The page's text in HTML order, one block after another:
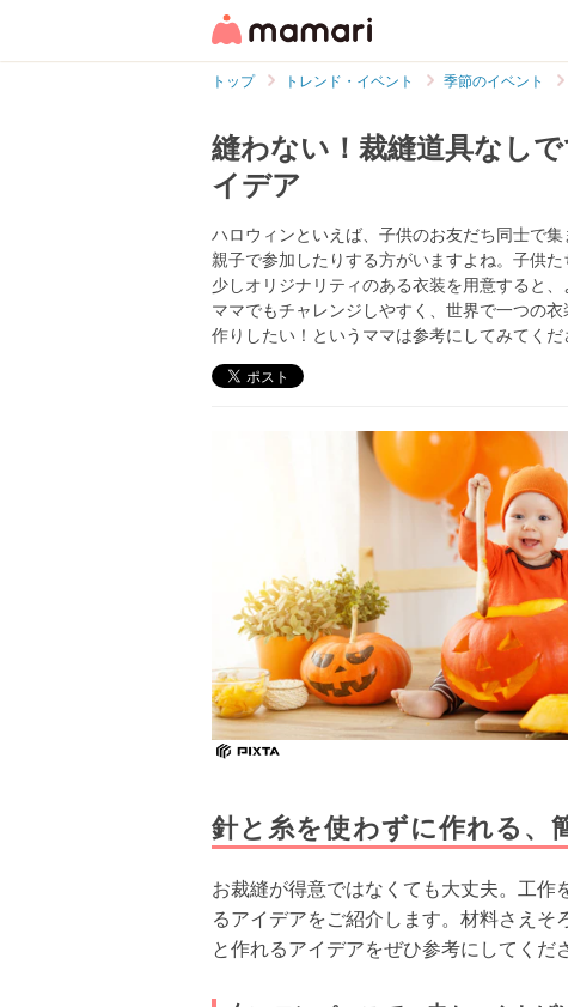
トップ トレンド・イベント 季節のイベント
縫わない！裁縫道具なし
イデア
ハロウィンといえば、子供のお友だち同士で
親子で参加したりする方がいますよね。子供
少しオリジナリティのある衣装を用意すると
ママでもチャレンジしやすく、世界で一つの
作りしたい！というママは参考にしてみてくだ
針と糸を使わずに作れる、
お裁縫が得意ではなくても大丈夫。工
るアイデアをご紹介します。材料さえ
と作れるアイデアをぜひ参考にしてくだ